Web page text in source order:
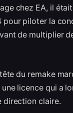
chez EA, il
pour piloter la
de multiplier
du remake
licence qui a
direction claire.